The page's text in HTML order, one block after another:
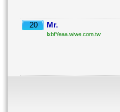
20 Mr.
lxbfYeaa.wiwe.com.tw